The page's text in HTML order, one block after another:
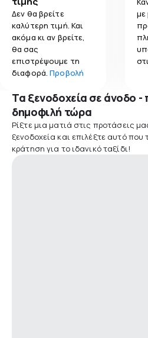
Δεν θα βρείτε
καλύτερη τιμή. Και
ακόμα κι αν βρείτε,
θα σας
επιστρέψουμε τη
διαφορά.Προβολή
με
Τα ξενοδοχεία σε άνοδο -
δημοφιλή τώρα
Ρίξτε μια ματιά στις προτάσεις
ξενοδοχεία και επιλέξτε αυτό που
κράτηση για το ιδανικό ταξίδι!